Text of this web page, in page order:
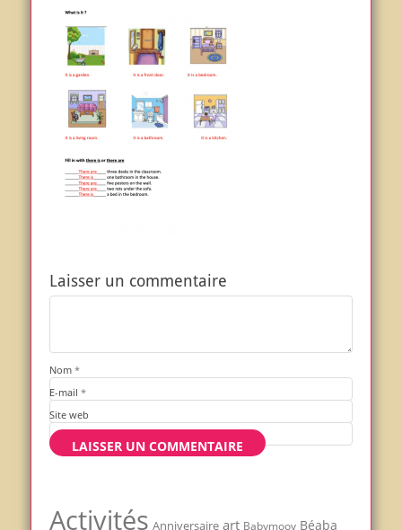
Laisser un commentaire
Nom *
E-mail *
Site web
Activités Anniversaire art Babymoov Béaba